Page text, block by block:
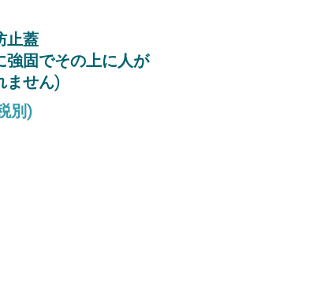
止蓋
強固でその上に人が
ません)
別)